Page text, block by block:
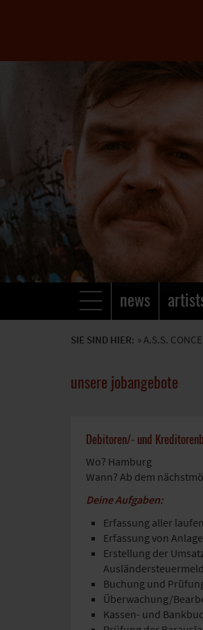
news
SIE SIND HIER: »A.S.S.
unsere jobangebote
Debitoren/- und
Wo? Hamburg
Wann? Ab dem
Deine Aufgaben:
Erfassung aller
Erfassung von
Erstellung der
Buchung und
Überwachung/
Kassen- und